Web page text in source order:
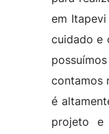
em
cuidado e
contamos
é
projeto e